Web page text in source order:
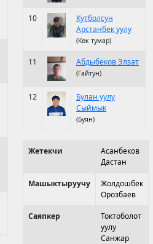
10
Кутболсун
Арстанбек уулу
(Көк тумар)
11 Абдыбеков Элзат
(Гайтун)
12
Булан уулу
Сыймык
(Буян)
Жетекчи
Асанбеков
Дастан
Машыктыруучу
Жолдошбек
Орозбаев
Саяпкер
Токтоболот
уулу
Санжар